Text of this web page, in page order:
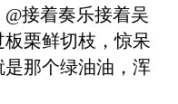
接着奏乐接着吴
栗鲜切枝，惊呆
那个绿油油，浑